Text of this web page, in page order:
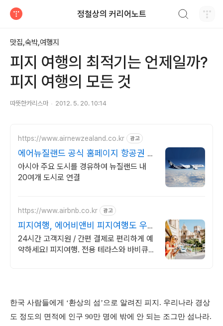
정철상의 커리어노트
맛집,숙박,여행지
피지 여행의 최적기는 언제일까?
피지 여행의 모든 것
따뜻한카리스마 2012. 5. 20. 10:14
https://www.airnewzealand.co.kr 광고
에어뉴질랜드 공식 홈페이지 항공권 예
약 및 여행 정보
아시아 주요 도시를 경유하여 뉴질랜드 내
20여개 도시로 연결
https://www.airbnb.co.kr 광고
피지여행, 에어비앤비 피지여행도 우리
집처럼
24시간 고객지원 / 간편 결제로 편리하게 예
약하세요! 피지여행. 전용 테라스와 바비큐
한국 사람들에게 ‘환상의 섬’으로 알려진 피지. 우리나라 경상
도 정도의 면적에 인구 90만 명에 밖에 안 되는 조그만 섬나라.